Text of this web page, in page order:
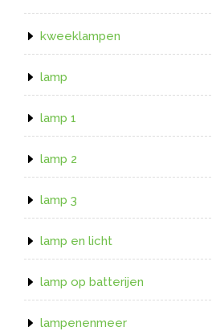
kweeklampen
lamp
lamp 1
lamp 2
lamp 3
lamp en licht
lamp op batterijen
lampenenmeer